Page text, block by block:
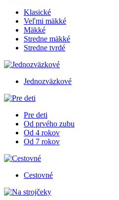
Klasické
Veľmi mäkké
Mäkké
Stredne mäkké
Stredne tvrdé
Jednozväzkové
Pre deti
Od prvého zubu
Od 4 rokov
Od 7 rokov
Cestovné